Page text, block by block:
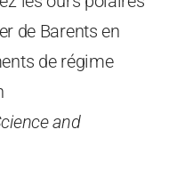
de Barents en
de régime
and